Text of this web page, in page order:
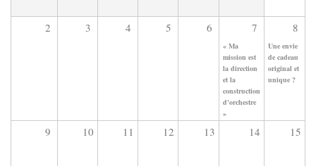
2 3 4 5 6 7 8
« Ma
mission est
la direction
et la
construction
d'orchestre
»
Une envie
de cadeau
original et
unique ?
9 10 11 12 13 14 15